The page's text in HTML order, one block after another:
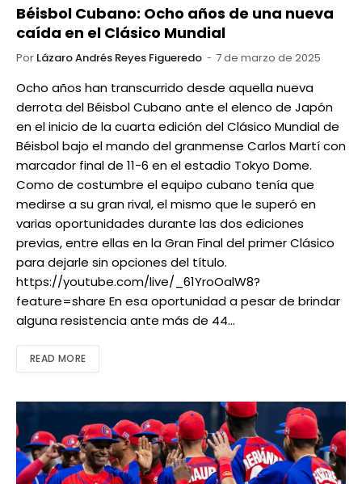
Béisbol Cubano: Ocho años de una nueva
caída en el Clásico Mundial
Por Lázaro Andrés Reyes Figueredo 7 de marzo de 2025
Ocho años han transcurrido desde aquella nueva
derrota del Béisbol Cubano ante el elenco de Japón
en el inicio de la cuarta edición del Clásico Mundial de
Béisbol bajo el mando del granmense Carlos Martí con
marcador final de 11-6 en el estadio Tokyo Dome.
Como de costumbre el equipo cubano tenía que
medirse a su gran rival, el mismo que le superó en
varias oportunidades durante las dos ediciones
previas, entre ellas en la Gran Final del primer Clásico
para dejarle sin opciones del título.
https://youtube.com/live/_61YroOalW8?
feature=share En esa oportunidad a pesar de brindar
alguna resistencia ante más de 44…
READ MORE